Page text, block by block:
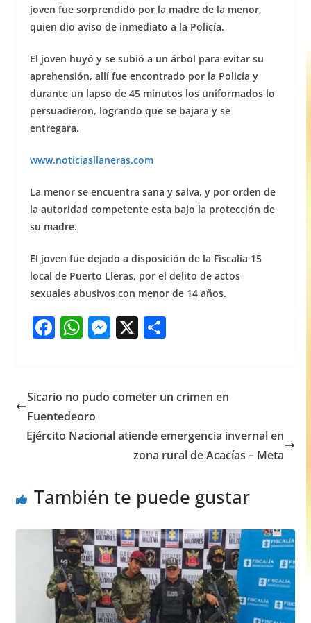
joven fue sorprendido por la madre de la menor,
quien dio aviso de inmediato a la Policía.
El joven huyó y se subió a un árbol para evitar su
aprehensión, allí fue encontrado por la Policía y
durante un lapso de 45 minutos los uniformados lo
persuadieron, logrando que se bajara y se
entregara.
www.noticiasllaneras.com
La menor se encuentra sana y salva, y por orden de
la autoridad competente esta bajo la protección de
su madre.
El joven fue dejado a disposición de la Fiscalía 15
local de Puerto Lleras, por el delito de actos
sexuales abusivos con menor de 14 años.
F
e
b
o
W
s
A
p
M
e
g
X S
e
Sicario no pudo cometer un crimen en
Fuentedeoro
Ejército Nacional atiende emergencia invernal en
zona rural de Acacías – Meta
También te puede gustar